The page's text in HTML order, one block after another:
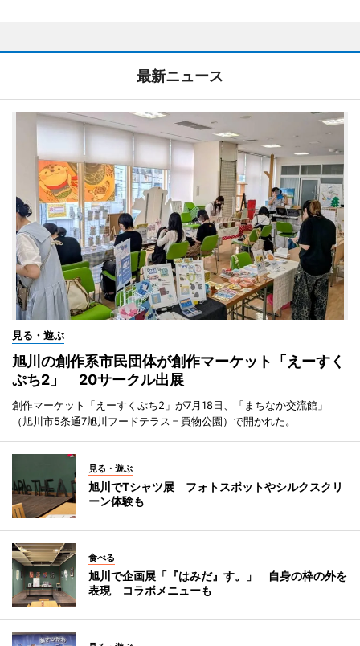
最新ニュース
見る・遊ぶ
旭川の創作系市民団体が創作マーケット「えーすく
ぷち2」 20サークル出展
創作マーケット「えーすくぷち2」が7月18日、「まちなか交流館」
（旭川市5条通7旭川フードテラス＝買物公園）で開かれた。
見る・遊ぶ
旭川でTシャツ展 フォトスポットやシルクスクリ
ーン体験も
食べる
旭川で企画展「『はみだ』す。」 自身の枠の外を
表現 コラボメニューも